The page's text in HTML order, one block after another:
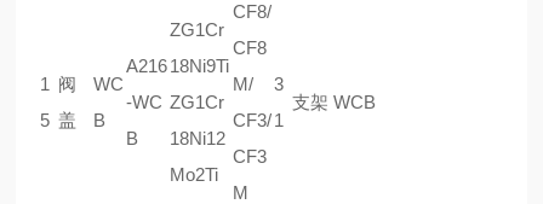
1
5
阀
盖
WC
B
A216
-WC
B
ZG1Cr
18Ni9Ti
ZG1Cr
18Ni12
Mo2Ti
CF8/
CF8
M/
CF3/
CF3
M
3
1
支架 WCB